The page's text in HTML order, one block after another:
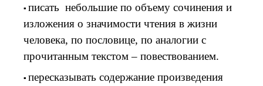
писать небольшие по объему сочинения и
изложения о значимости чтения в жизни
человека, по пословице, по аналогии с
прочитанным текстом – повествованием.
пересказывать содержание произведения